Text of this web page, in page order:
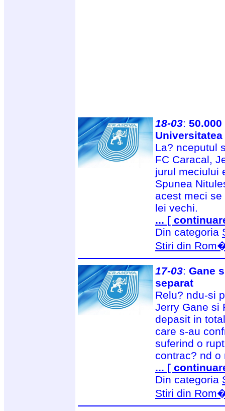
18-03:
Universitatea
La? nceputul
FC Caracal,
jurul meciului
Spunea
acest meci
lei vechi.
... [
Din categoria
Stiri din
17-03: Gane
separat
Relu? ndu-si
Jerry Gane si
depasit in
care s-au
suferind o
contrac? nd o
... [
Din categoria
Stiri din